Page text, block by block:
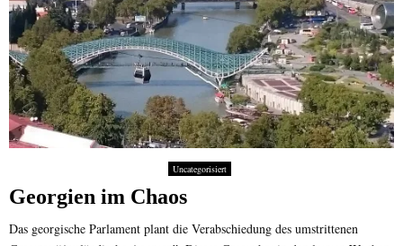
Uncategorisiert
Georgien im Chaos
Das georgische Parlament plant die Verabschiedung des umstrittenen